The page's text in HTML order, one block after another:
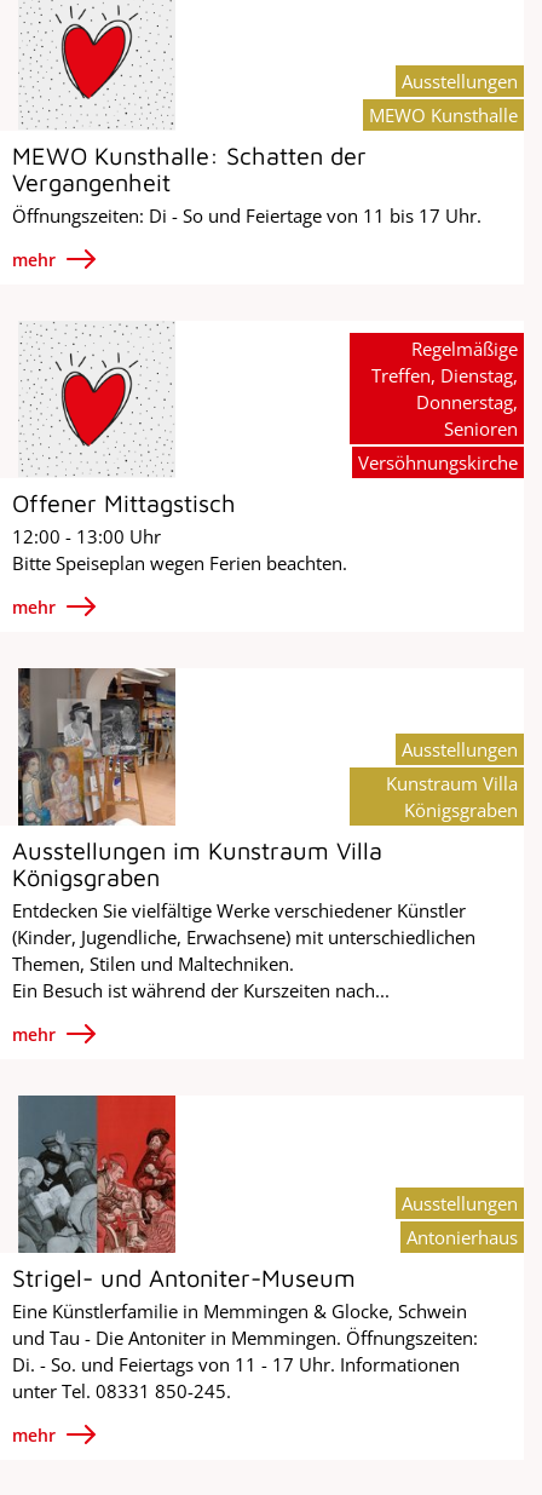
MEWO Kunsthalle: Schatten der
Vergangenheit
Öffnungszeiten: Di - So und Feiertage von 11 bis 17 Uhr.
mehr
Ausstellungen
MEWO Kunsthalle
Offener Mittagstisch
12:00 - 13:00 Uhr
Bitte Speiseplan wegen Ferien beachten.
mehr
Regelmäßige
Treffen, Dienstag,
Donnerstag,
Senioren
Versöhnungskirche
Ausstellungen im Kunstraum Villa
Königsgraben
Entdecken Sie vielfältige Werke verschiedener Künstler
(Kinder, Jugendliche, Erwachsene) mit unterschiedlichen
Themen, Stilen und Maltechniken.
Ein Besuch ist während der Kurszeiten nach...
mehr
Ausstellungen
Kunstraum Villa
Königsgraben
Strigel- und Antoniter-Museum
Eine Künstlerfamilie in Memmingen & Glocke, Schwein
und Tau - Die Antoniter in Memmingen. Öffnungszeiten:
Di. - So. und Feiertags von 11 - 17 Uhr. Informationen
unter Tel. 08331 850-245.
mehr
Ausstellungen
Antonierhaus